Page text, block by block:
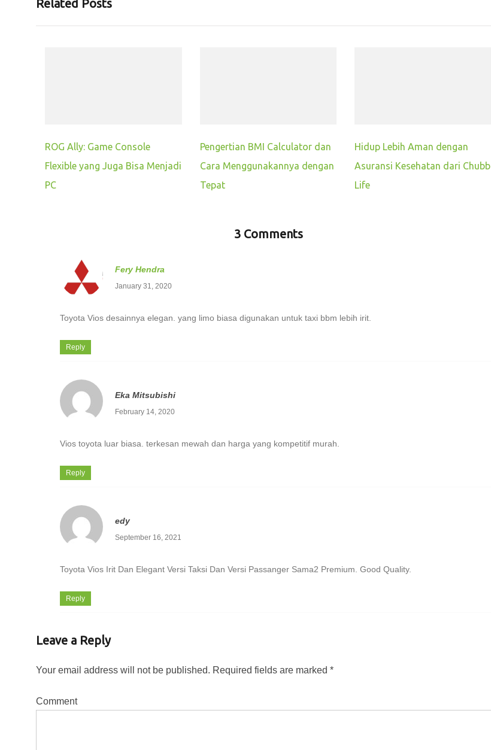
Related Posts
ROG Ally: Game Console
Flexible yang Juga Bisa Menjadi
PC
Pengertian BMI Calculator dan
Cara Menggunakannya dengan
Tepat
Hidup Lebih Aman dengan
Asuransi Kesehatan dari Chubb
Life
3 Comments
Fery Hendra
January 31, 2020
Toyota Vios desainnya elegan. yang limo biasa digunakan untuk taxi bbm lebih irit.
Reply
Eka Mitsubishi
February 14, 2020
Vios toyota luar biasa. terkesan mewah dan harga yang kompetitif murah.
Reply
edy
September 16, 2021
Toyota Vios Irit Dan Elegant Versi Taksi Dan Versi Passanger Sama2 Premium. Good Quality.
Reply
Leave a Reply
Your email address will not be published. Required fields are marked *
Comment